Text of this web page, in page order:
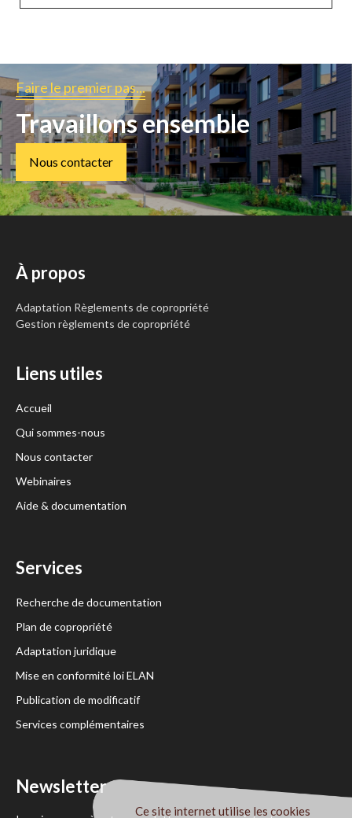
Ce site internet utilise les cookies
Faire le premier pas...
Travaillons ensemble
Nous contacter
À propos
Adaptation Règlements de copropriété
Gestion règlements de copropriété
Liens utiles
Accueil
Qui sommes-nous
Nous contacter
Webinaires
Aide & documentation
Services
Recherche de documentation
Plan de copropriété
Adaptation juridique
Mise en conformité loi ELAN
Publication de modificatif
Services complémentaires
Newsletter